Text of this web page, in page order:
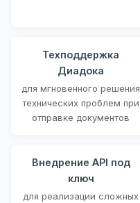
Техподдержка
Диадока
для мгновенного решения
технических проблем при
отправке документов
Внедрение API под
ключ
для реализации сложных